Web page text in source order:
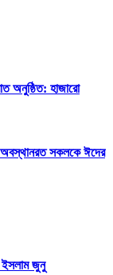
অনুষ্ঠিত: হাজারো
অবস্থানরত সকলকে ঈদের
ইসলাম জুনু